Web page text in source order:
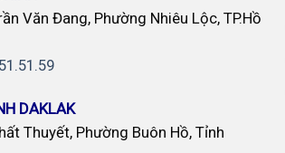
Văn Đang, Phường Nhiêu Lộc, TP.Hồ
DAKLAK
Thuyết, Phường Buôn Hồ, Tỉnh